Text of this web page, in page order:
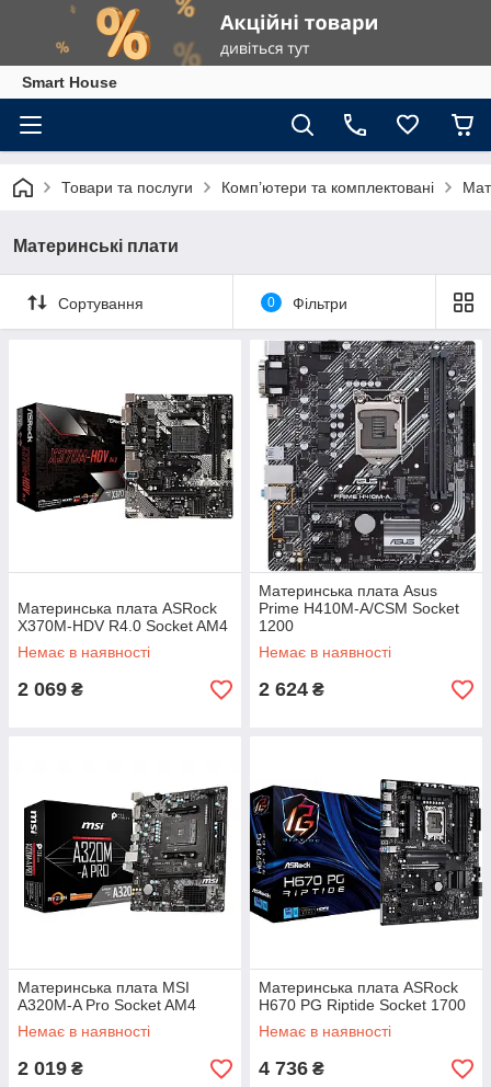
Smart House
Товари та послуги Комп’ютери та комплектовані
Материнські плати
Сортування 0 Фільтри
Материнська плата ASRock
X370M-HDV R4.0 Socket AM4
Немає в наявності
2 069 ₴
Материнська плата Asus
Prime H410M-A/CSM Socket
1200
Немає в наявності
2 624 ₴
Материнська плата MSI
A320M-A Pro Socket AM4
Немає в наявності
2 019 ₴
Материнська плата ASRock
H670 PG Riptide Socket 1700
Немає в наявності
4 736 ₴